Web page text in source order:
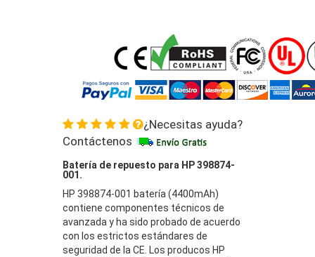
¿Necesitas ayuda?
Contáctenos
Batería de repuesto para HP 398874-
001.
HP 398874-001 batería (4400mAh)
contiene componentes técnicos de
avanzada y ha sido probado de acuerdo
con los estrictos estándares de
seguridad de la CE. Los producos HP